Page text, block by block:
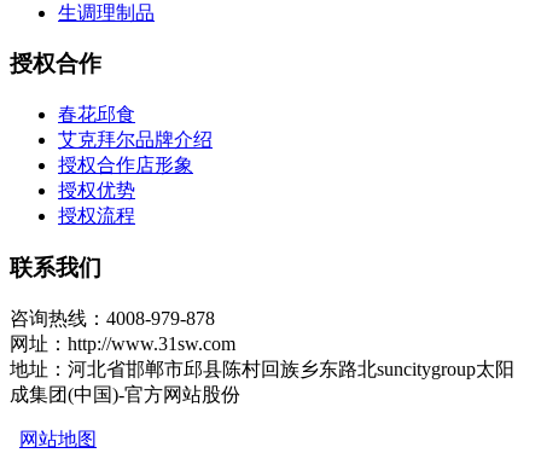
生调理制品
授权合作
春花邱食
艾克拜尔品牌介绍
授权合作店形象
授权优势
授权流程
联系我们
咨询热线：4008-979-878
网址：http://www.31sw.com
地址：河北省邯郸市邱县陈村回族乡东路北suncitygroup太阳
成集团(中国)-官方网站股份
网站地图